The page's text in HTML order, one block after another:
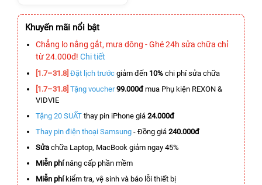
Khuyến mãi nổi bật
Chẳng lo nắng gắt, mưa dông - Ghé 24h sửa chữa chỉ
từ 24.000đ! Chi tiết
[1.7–31.8] Đặt lịch trước giảm đến 10% chi phí sửa chữa
[1.7–31.8] Tặng voucher 99.000đmua Phụ kiện REXON &
VIDVIE
Tặng 20 SUẤT thay pin iPhone giá 24.000đ
Thay pin điện thoại Samsung - Đồng giá 240.000đ
Sửa chữa Laptop, MacBook giảm ngay 45%
Miễn phínâng cấp phần mềm
Miễn phíkiểm tra, vệ sinh và báo lỗi thiết bị